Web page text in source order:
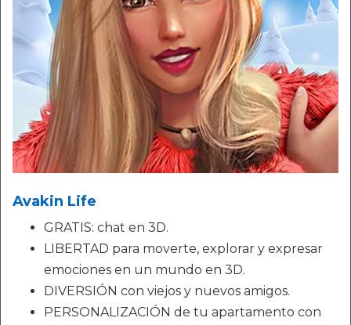
Avakin Life
GRATIS: chat en 3D.
LIBERTAD para moverte, explorar y expresar
emociones en un mundo en 3D.
DIVERSIÓN con viejos y nuevos amigos.
PERSONALIZACIÓN de tu apartamento con